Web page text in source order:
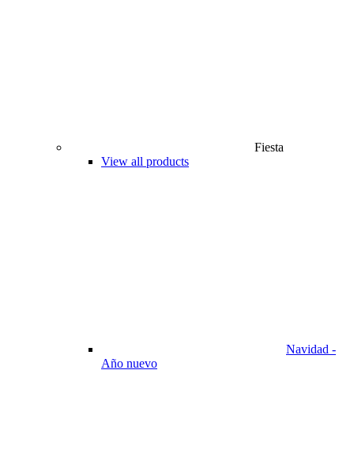
Fiesta
View all products
Navidad -
Año nuevo